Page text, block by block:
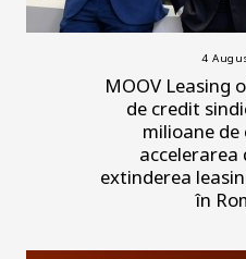
4
MOOV Leasing
de credit
milioane
accelerarea
extinderea
în